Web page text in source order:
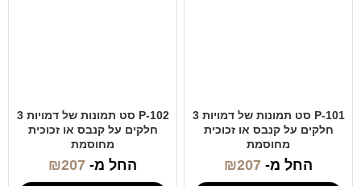
P-101 סט תמונות של דמויות 3
חלקים על קנבס או זכוכית
מחוסמת
החל מ- ₪207
P-102 סט תמונות של דמויות 3
חלקים על קנבס או זכוכית
מחוסמת
החל מ- ₪207